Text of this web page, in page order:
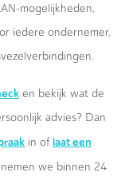
mogelijkheden,
iedere ondernemer,
en bekijk wat de
advies? Dan
in of laat een
we binnen 24